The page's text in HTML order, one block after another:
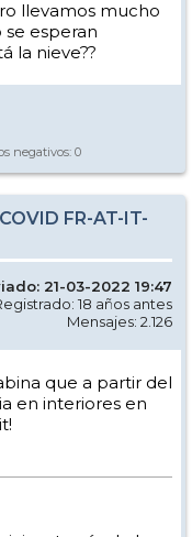
llevamos mucho
se esperan
la nieve??
negativos: 0
FR-AT-IT-
21-03-2022 19:47
18 años antes
Mensajes: 2.126
que a partir del
en interiores en